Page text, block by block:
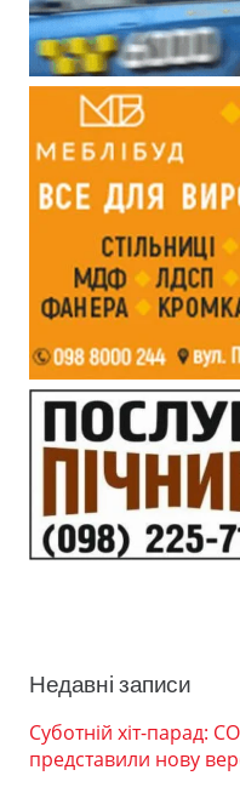
Недавні записи
Суботній хіт-парад:
представили нову